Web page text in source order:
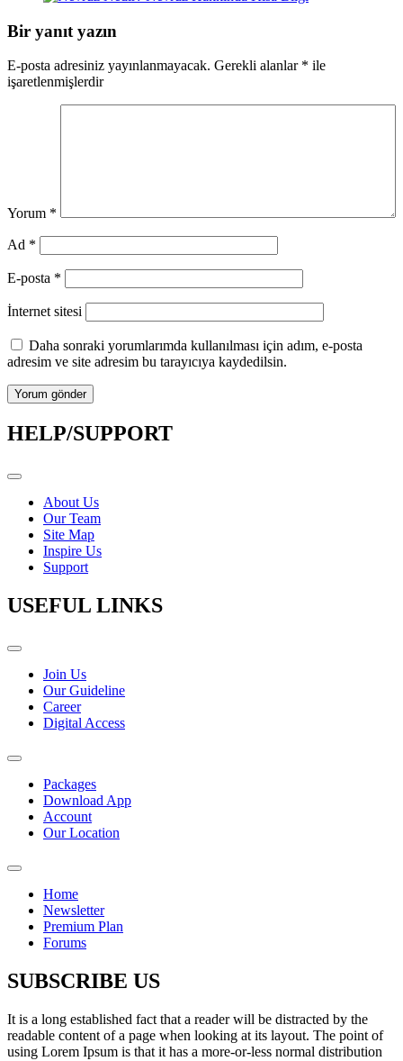
Bir yanıt yazın
E-posta adresiniz yayınlanmayacak. Gerekli alanlar * ile
işaretlenmişlerdir
Yorum *
Ad *
E-posta *
İnternet sitesi
Daha sonraki yorumlarımda kullanılması için adım, e-posta
adresim ve site adresim bu tarayıcıya kaydedilsin.
HELP/SUPPORT
About Us
Our Team
Site Map
Inspire Us
Support
USEFUL LINKS
Join Us
Our Guideline
Career
Digital Access
Packages
Download App
Account
Our Location
Home
Newsletter
Premium Plan
Forums
SUBSCRIBE US
It is a long established fact that a reader will be distracted by the
readable content of a page when looking at its layout. The point of
using Lorem Ipsum is that it has a more-or-less normal distribution